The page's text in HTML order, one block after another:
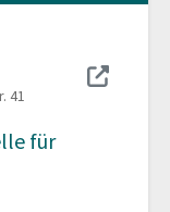
41
für